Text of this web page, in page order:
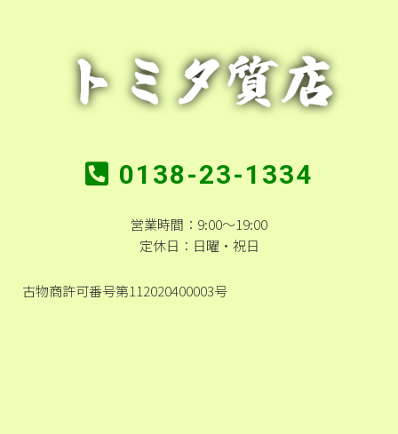
0138-23-1334
営業時間：9:00～19:00
定休日：日曜・祝日
古物商許可番号第112020400003号